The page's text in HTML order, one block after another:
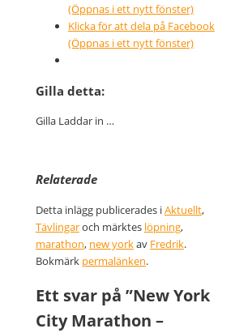
(Öppnas i ett nytt fönster)
Klicka för att dela på Facebook
(Öppnas i ett nytt fönster)
Gilla detta:
Gilla Laddar in …
Relaterade
Detta inlägg publicerades iAktuellt,
Tävlingaroch märktes löpning,
marathon, new yorkav Fredrik.
Bokmärk permalänken.
Ett svar på ”New York
City Marathon –